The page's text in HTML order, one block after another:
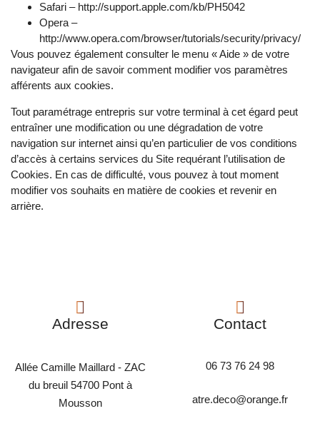
Safari – http://support.apple.com/kb/PH5042
Opera –
http://www.opera.com/browser/tutorials/security/privacy/
Vous pouvez également consulter le menu « Aide » de votre
navigateur afin de savoir comment modifier vos paramètres
afférents aux cookies.
Tout paramétrage entrepris sur votre terminal à cet égard peut
entraîner une modification ou une dégradation de votre
navigation sur internet ainsi qu’en particulier de vos conditions
d’accès à certains services du Site requérant l’utilisation de
Cookies. En cas de difficulté, vous pouvez à tout moment
modifier vos souhaits en matière de cookies et revenir en
arrière.
Adresse
Allée Camille Maillard - ZAC
du breuil 54700 Pont à
Mousson
Contact
06 73 76 24 98
atre.deco@orange.fr